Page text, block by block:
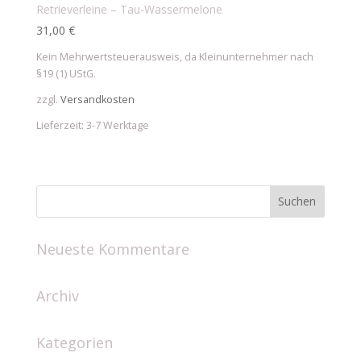
Retrieverleine – Tau-Wassermelone
31,00 €
Kein Mehrwertsteuerausweis, da Kleinunternehmer nach
§19 (1) UStG.
zzgl. Versandkosten
Lieferzeit: 3-7 Werktage
Neueste Kommentare
Archiv
Kategorien